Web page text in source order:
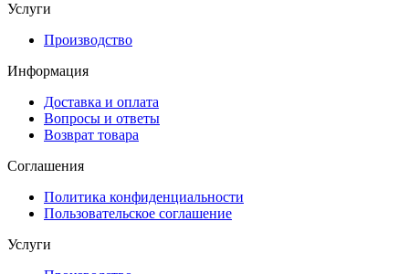
Услуги
Производство
Информация
Доставка и оплата
Вопросы и ответы
Возврат товара
Соглашения
Политика конфиденциальности
Пользовательское соглашение
Услуги